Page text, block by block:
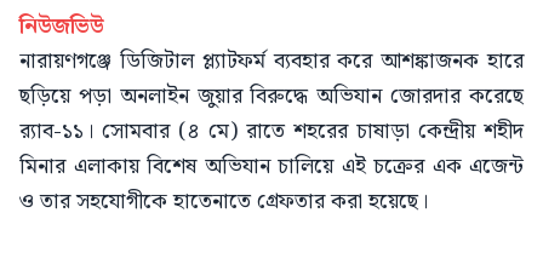
নিউজভিউ
নারায়ণগঞ্জে ডিজিটাল প্ল্যাটফর্ম ব্যবহার করে আশঙ্কাজনক হারে
ছড়িয়ে পড়া অনলাইন জুয়ার বিরুদ্ধে অভিযান জোরদার করেছে
র‍্যাব-১১। সোমবার (৪ মে) রাতে শহরের চাষাড়া কেন্দ্রীয় শহীদ
মিনার এলাকায় বিশেষ অভিযান চালিয়ে এই চক্রের এক এজেন্ট
ও তার সহযোগীকে হাতেনাতে গ্রেফতার করা হয়েছে।